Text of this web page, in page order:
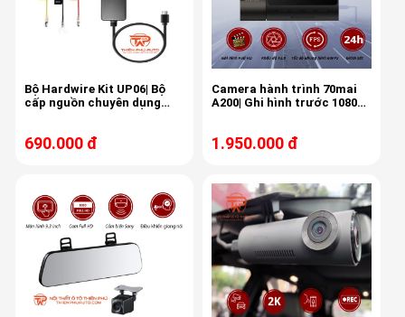
Bộ Hardwire Kit UP06| Bộ
cấp nguồn chuyên dụng
690.000 đ
Camera hành trình 70mai
A200| Ghi hình trước 1080P
1.950.000 đ